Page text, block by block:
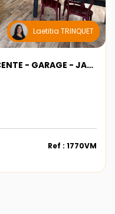
Laetitia TRINQUET
EXCLU SARRIANS - MAISON RECENTE - GARAGE - JARDIN
Ref : 1770VM